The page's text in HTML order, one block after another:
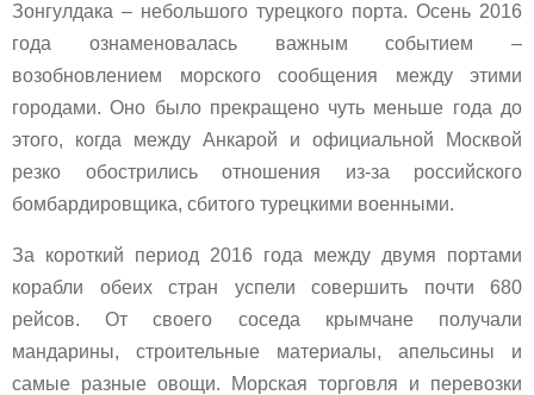
Зонгулдака – небольшого турецкого порта. Осень 2016
года ознаменовалась важным событием –
возобновлением морского сообщения между этими
городами. Оно было прекращено чуть меньше года до
этого, когда между Анкарой и официальной Москвой
резко обострились отношения из-за российского
бомбардировщика, сбитого турецкими военными.
За короткий период 2016 года между двумя портами
корабли обеих стран успели совершить почти 680
рейсов. От своего соседа крымчане получали
мандарины, строительные материалы, апельсины и
самые разные овощи. Морская торговля и перевозки